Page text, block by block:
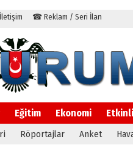
☎ Reklam / Seri İlan
Eğitim Ekonomi
Röportajlar Anket